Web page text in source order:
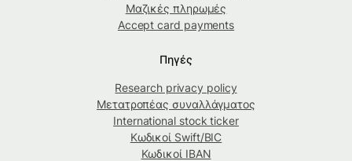
Μαζικές πληρωμές
Accept card payments
Πηγές
Research privacy policy
Μετατροπέας συναλλάγματος
International stock ticker
Κωδικοί Swift/BIC
Κωδικοί IBAN